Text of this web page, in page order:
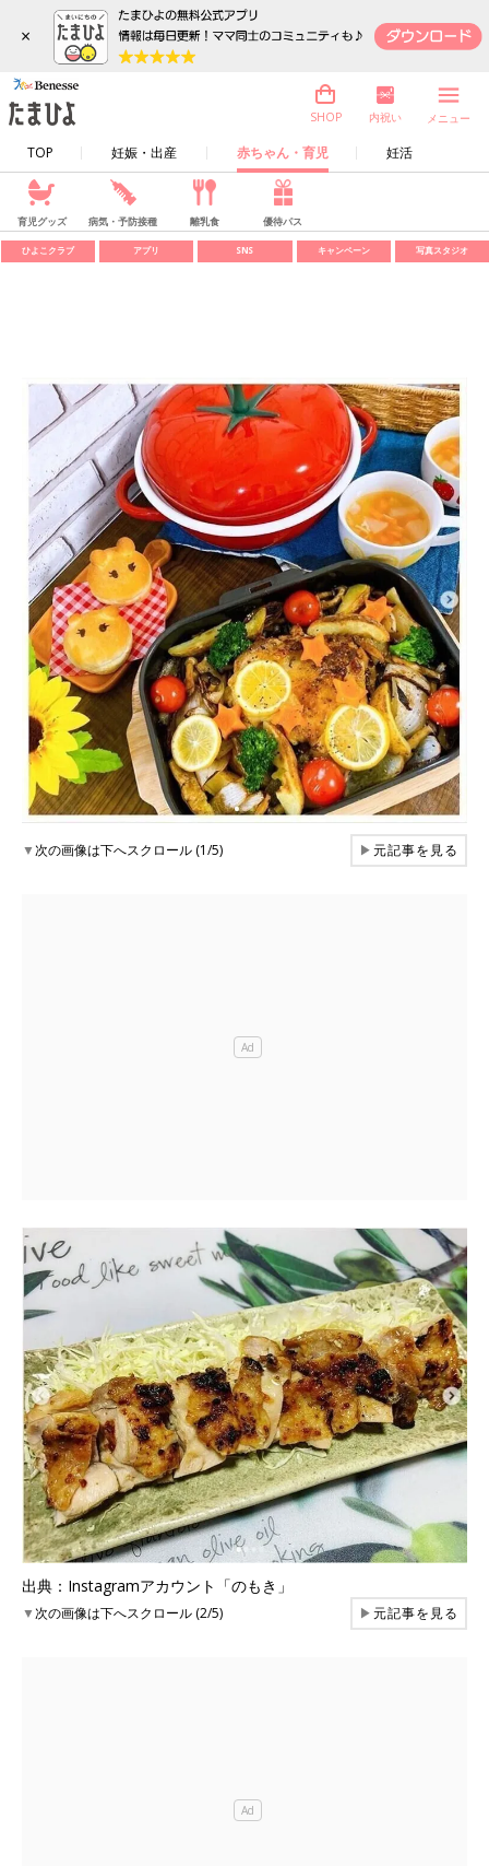
×
TOP 妊娠・出産 赤ちゃん・育児 妊活
SHOP 内祝い メニュー
育児グッズ 病気・予防接種 離乳食 優待パス
ひよこクラブ アプリ SNS キャンペーン 写真スタジオ
▼次の画像は下へスクロール (1/5) ▶元記事を見る
出典：Instagramアカウント「のもき」
▼次の画像は下へスクロール (2/5) ▶元記事を見る